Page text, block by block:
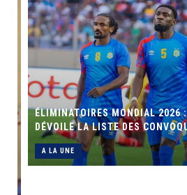
ÉLIMINATOIRES MONDIAL 2026 :
DÉVOILE LA LISTE DES
A LA UNE